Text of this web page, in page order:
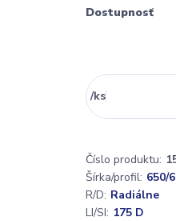
Dostupnosť
/ks
Číslo produktu:
Šírka/profil: 650/
R/D: Radiálne
LI/SI: 175 D